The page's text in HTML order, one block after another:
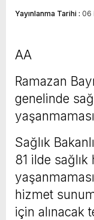
Yayınlanma Tarihi : 06
AA
Ramazan
genelinde
Sağlık
81 ilde
hizmet
için alınacak